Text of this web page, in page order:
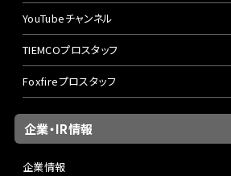
YouTubeチャンネル
TIEMCOプロスタッフ
Foxfireプロスタッフ
企業・IR情報
企業情報